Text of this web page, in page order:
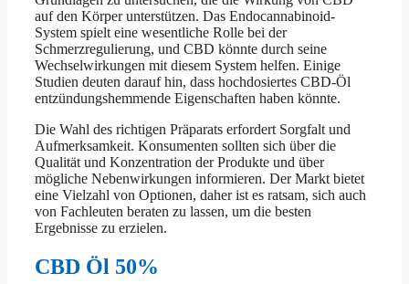
auf den Körper unterstützen. Das Endocannabinoid-
System spielt eine wesentliche Rolle bei der
Schmerzregulierung, und CBD könnte durch seine
Wechselwirkungen mit diesem System helfen. Einige
Studien deuten darauf hin, dass hochdosiertes CBD-Öl
entzündungshemmende Eigenschaften haben könnte.
Die Wahl des richtigen Präparats erfordert Sorgfalt und
Aufmerksamkeit. Konsumenten sollten sich über die
Qualität und Konzentration der Produkte und über
mögliche Nebenwirkungen informieren. Der Markt bietet
eine Vielzahl von Optionen, daher ist es ratsam, sich auch
von Fachleuten beraten zu lassen, um die besten
Ergebnisse zu erzielen.
CBD Öl 50%